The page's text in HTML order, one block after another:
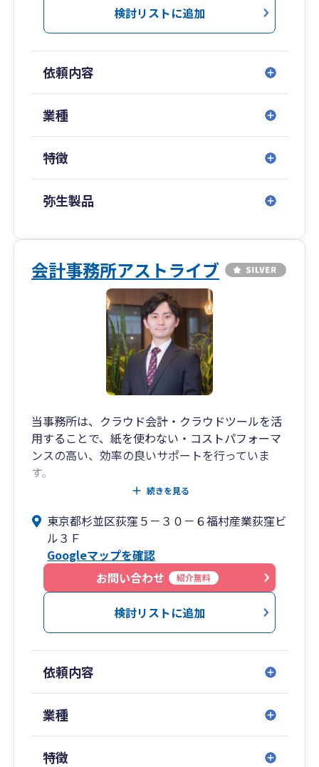
みやご要望がございましたらぜひご相談くださ
い。
検討リストに追加
依頼内容
業種
特徴
弥生製品
会計事務所アストライブ
当事務所は、クラウド会計・クラウドツールを活
用することで、紙を使わない・コストパフォーマ
ンスの高い、効率の良いサポートを行っていま
す。
若手の会計士・税理士の事務所ですので、若い経
談ください。
一都三県及び代表者出身地の高知県の相談を中心
に承っております。どうぞお気軽にお問い合わせ
続きを見る
東京都杉並区荻窪５－３０－６福村産業荻窪ビ
ル３Ｆ
Googleマップを確認
お問い合わせ
紹介無料
検討リストに追加
依頼内容
業種
特徴